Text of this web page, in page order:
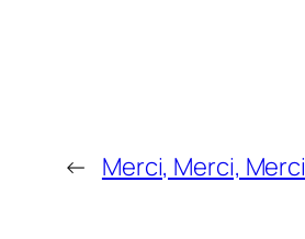
← Merci, Merci, Merci